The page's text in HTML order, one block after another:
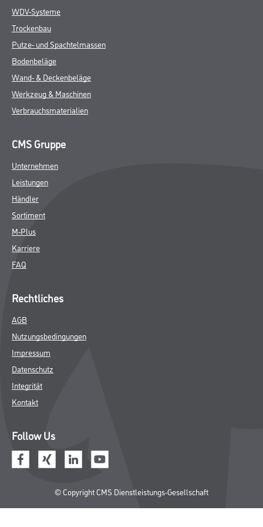
WDV-Systeme
Trockenbau
Putze- und Spachtelmassen
Bodenbeläge
Wand- & Deckenbeläge
Werkzeug & Maschinen
Verbrauchsmaterialien
CMS Gruppe
Unternehmen
Leistungen
Händler
Sortiment
M-Plus
Karriere
FAQ
Rechtliches
AGB
Nutzungsbedingungen
Impressum
Datenschutz
Integrität
Kontakt
Follow Us
© Copyright CMS Dienstleistungs-Gesellschaft